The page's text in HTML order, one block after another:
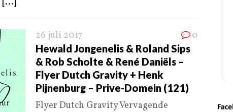
26 juli 2017 0
Hewald Jongenelis & Roland Sips
& Rob Scholte & René Daniëls –
Flyer Dutch Gravity + Henk
Pijnenburg – Prive-Domein (121)
Flyer Dutch Gravity Vervagende